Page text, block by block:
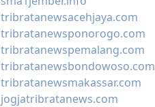
tribratanewsacehjaya.com
tribratanewsponorogo.com
tribratanewspemalang.com
tribratanewsbondowoso.com
tribratanewsmakassar.com
jogjatribratanews.com